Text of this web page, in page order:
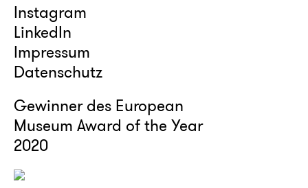
Instagram
LinkedIn
Impressum
Datenschutz
Gewinner des European
Museum Award of the Year
2020